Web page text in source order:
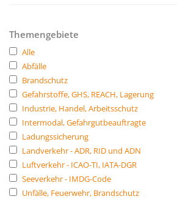
Themengebiete
Alle
Abfälle
Brandschutz
Gefahrstoffe, GHS, REACH, Lagerung
Industrie, Handel, Arbeitsschutz
Intermodal, Gefahrgutbeauftragte
Ladungssicherung
Landverkehr - ADR, RID und ADN
Luftverkehr - ICAO-TI, IATA-DGR
Seeverkehr - IMDG-Code
Unfälle, Feuerwehr, Brandschutz